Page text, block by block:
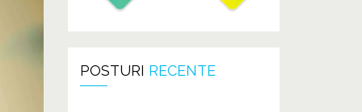
POSTURI RECENTE